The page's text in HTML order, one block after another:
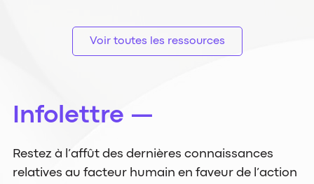
Voir toutes les ressources
Infolettre —
Restez à l’affût des dernières connaissances
relatives au facteur humain en faveur de l’action